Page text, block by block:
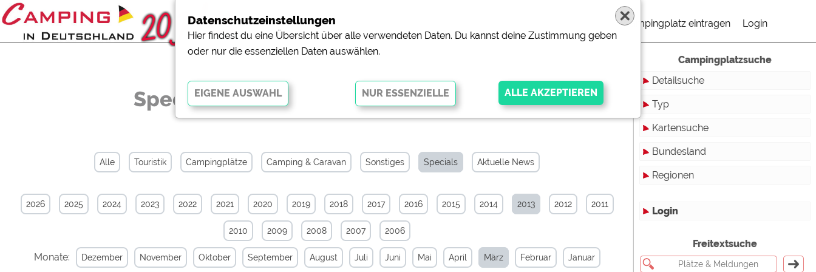
Campingplatz eintragen Login
Specials-News-Archiv von März 2013
Alle Touristik Campingplätze Camping & Caravan Sonstiges Specials Aktuelle News
2026 2025 2024 2023 2022 2021 2020 2019 2018 2017 2016 2015 2014 2013 2012 2011
2010 2009 2008 2007 2006
Monate: Dezember November Oktober September August Juli Juni Mai April März Februar Januar
Campingplatzsuche
Detailsuche
Typ
Touristikstellplätze
Dauerstellplätze
Reisemobilstellplätze
Bungalows
Kartensuche
Bundesland
Baden-Württemberg
Brandenburg
Regionen
Login
Freitextsuche
Datenschutzeinstellungen
Hier findest du eine Übersicht über alle verwendeten Daten. Du kannst deine Zustimmung geben
oder nur die essenziellen Daten auswählen.
der Website dringend erforderlich. Ohne diese Cookies werden Teile der Website
funktionieren
Externe Medien
YouTube (Videos von Campingplätzen)
https://policies.google.com/privacy
Campingplatzvorschau (Vorschau der Internetseiten von
Campingplätzen)
siehe Datenschutzerklärung des jeweiligen Anbieters
Google Maps (Kartensuche, Anfahrt usw.)
https://policies.google.com/privacy